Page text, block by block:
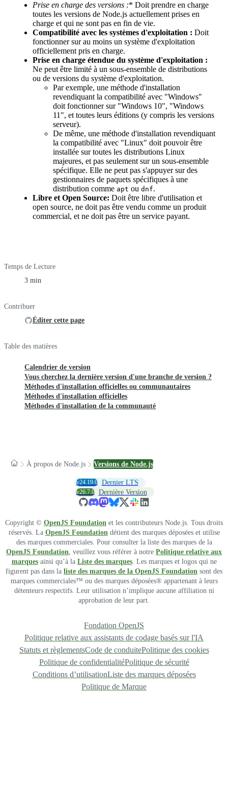
Prise en charge des versions :* Doit prendre en charge
toutes les versions de Node.js actuellement prises en
charge et qui ne sont pas en fin de vie.
Compatibilité avec les systèmes d'exploitation : Doit
fonctionner sur au moins un système d'exploitation
officiellement pris en charge.
Prise en charge étendue du système d'exploitation :
Ne peut être limité à un sous-ensemble de distributions
ou de versions du système d'exploitation.
Par exemple, une méthode d'installation
revendiquant la compatibilité avec "Windows"
doit fonctionner sur "Windows 10", "Windows
11", et toutes leurs éditions (y compris les versions
serveur).
De même, une méthode d'installation revendiquant
la compatibilité avec "Linux" doit pouvoir être
installée sur toutes les distributions Linux
majeures, et pas seulement sur un sous-ensemble
spécifique. Elle ne peut pas s'appuyer sur des
gestionnaires de paquets spécifiques à une
distribution comme apt ou dnf.
Libre et Open Source: Doit être libre d'utilisation et
open source, ne doit pas être vendu comme un produit
commercial, et ne doit pas être un service payant.
Temps de Lecture
3 min
Contribuer
Éditer cette page
Table des matières
Calendrier de version
Vous cherchez la dernière version d'une branche de version ?
Méthodes d'installation officielles ou communautaires
Méthodes d'installation officielles
Méthodes d'installation de la communauté
À propos de Node.js Versions de Node.js
v24.19.0 Dernier LTS
v26.7.0 Dernière Version
Copyright © OpenJS Foundation et les contributeurs Node.js. Tous droits
réservés. La OpenJS Foundationdétient des marques déposées et utilise
des marques commerciales. Pour consulter la liste des marques de la
OpenJS Foundation, veuillez vous référer à notre Politique relative aux
marquesainsi qu’à la Liste des marques. Les marques et logos qui ne
figurent pas dans la liste des marques de la OpenJS Foundation sont des
marques commerciales™ ou des marques déposées® appartenant à leurs
détenteurs respectifs. Leur utilisation n’implique aucune affiliation ni
approbation de leur part.
Fondation OpenJS
Politique relative aux assistants de codage basés sur l'IA
Statuts et règlementsCode de conduitePolitique des cookies
Politique de confidentialitéPolitique de sécurité
Conditions d’utilisationListe des marques déposées
Politique de Marque